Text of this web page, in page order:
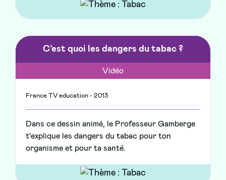
C’est quoi les dangers du tabac ?
Vidéo
France TV education - 2013
Dans ce dessin animé, le Professeur Gamberge
t'explique les dangers du tabac pour ton
organisme et pour ta santé.